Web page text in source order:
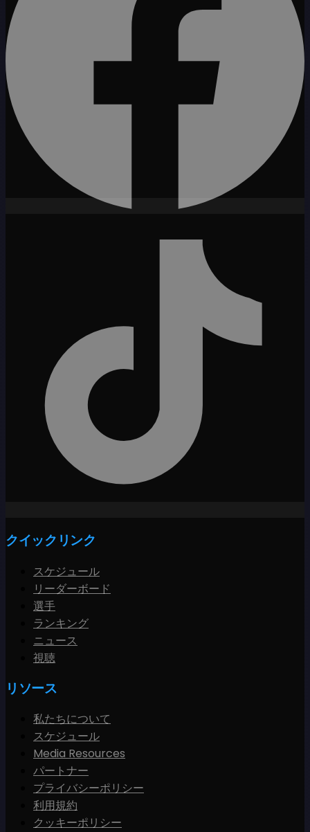
クイックリンク
スケジュール
リーダーボード
選手
ランキング
ニュース
視聴
リソース
私たちについて
スケジュール
Media Resources
パートナー
プライバシーポリシー
利用規約
クッキーポリシー